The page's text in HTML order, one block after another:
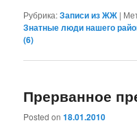
Рубрика:Записи из ЖЖ |
Знатные люди нашего
(6)
Прерванное
Posted on18.01.2010